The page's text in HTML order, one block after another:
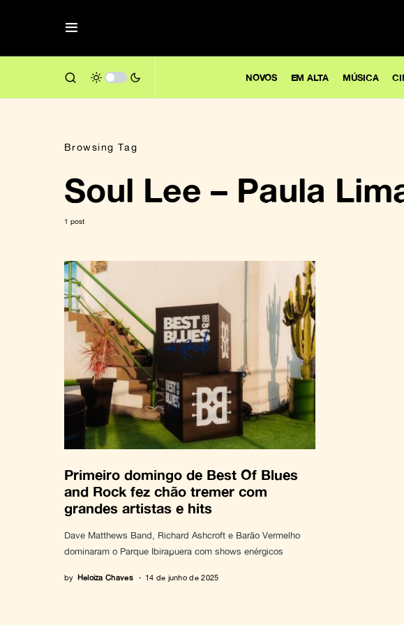
NOVOS EM ALTA MÚSICA
Browsing Tag
Soul Lee – Paula
1 post
Primeiro domingo de Best Of Blues
and Rock fez chão tremer com
grandes artistas e hits
Dave Matthews Band, Richard Ashcroft e Barão Vermelho
dominaram o Parque Ibirapuera com shows enérgicos
by Heloiza Chaves 14 de junho de 2025